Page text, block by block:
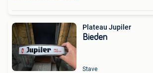
Plateau Jupiler
Bieden
Stave